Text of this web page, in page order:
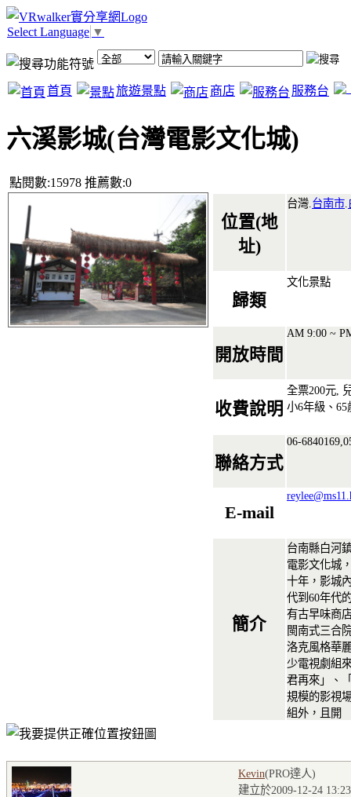
Select Language ▼
首頁 旅遊景點 商店 服務台
六溪影城(台灣電影文化城)
點閱數:15978 推薦數:0
位置(地
址)
台灣. 台南市
歸類
文化景點
開放時間
AM 9:00 ~
收費說明
全票200元,
小6年級、65
聯絡方式
06-
E-mail
簡介
台南縣白河
電影文化城
十年，影城
代到60年代
有古早味商
閩南式三合
洛克風格華
少電視劇組
君再來」、
規模的影視
組外，且開
Kevin(PRO達人)
建立於2009-12-24